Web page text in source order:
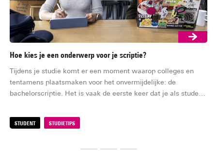
STUDENT STUDIETIPS
Hoe kies je een onderwerp voor je scriptie?
Tijdens je studie komt er een moment waarop colleges en
tentamens plaatsmaken voor het onvermijdelijke: de
bachelorscriptie. Het is vaak de eerste keer dat je als student
academische wereld. Maar voordat het zover is, moet je eerst
een praktische vraag beantwoorden: hoe kom je aan een